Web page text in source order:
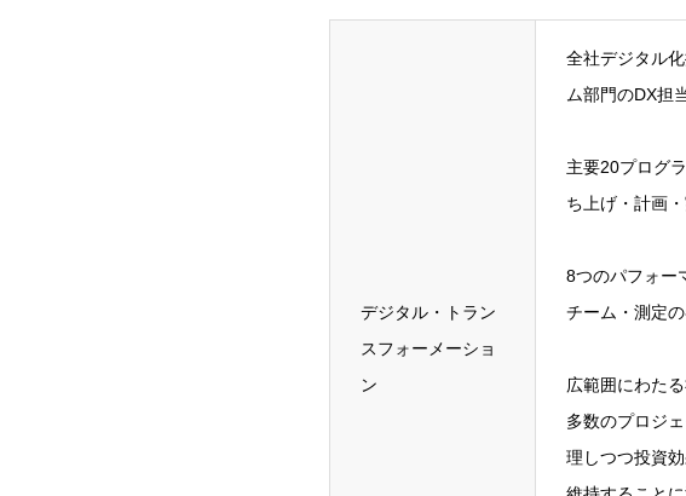
デジタル・トラン
スフォーメーショ
ン
全社デジタル
ム部門のDX担
主要20プログ
ち上げ・計画
8つのパフォー
チーム・測定
広範囲にわた
多数のプロジ
理しつつ投資